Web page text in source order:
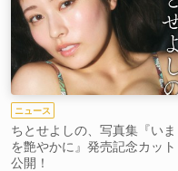
ニュース
ちとせよしの、写真集『いま
を艶やかに』発売記念カット
公開！